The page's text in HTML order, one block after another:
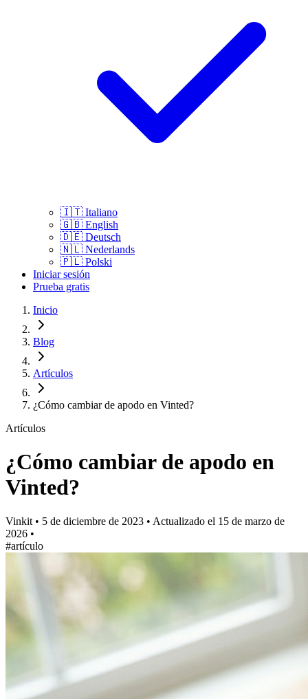
🇮🇹 Italiano
🇬🇧 English
🇩🇪 Deutsch
🇳🇱 Nederlands
🇵🇱 Polski
Iniciar sesión
Prueba gratis
Inicio
Blog
Artículos
¿Cómo cambiar de apodo en Vinted?
Artículos
¿Cómo cambiar de apodo en
Vinted?
Vinkit • 5 de diciembre de 2023 • Actualizado el 15 de marzo de
2026 •
#artículo